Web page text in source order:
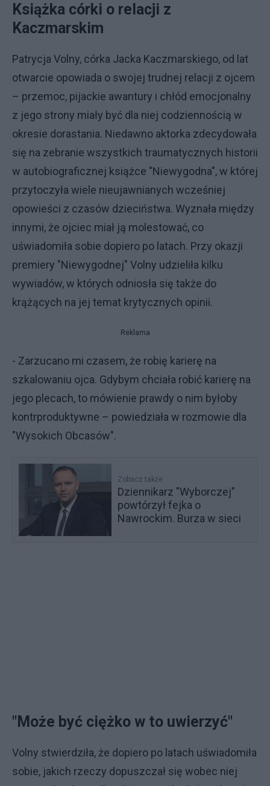
Książka córki o relacji z
Kaczmarskim
Patrycja Volny, córka Jacka Kaczmarskiego, od lat
otwarcie opowiada o swojej trudnej relacji z ojcem
– przemoc, pijackie awantury i chłód emocjonalny
z jego strony miały być dla niej codziennością w
okresie dorastania. Niedawno aktorka zdecydowała
się na zebranie wszystkich traumatycznych historii
w autobiograficznej książce "Niewygodna", w której
przytoczyła wiele nieujawnianych wcześniej
opowieści z czasów dzieciństwa. Wyznała między
innymi, że ojciec miał ją molestować, co
uświadomiła sobie dopiero po latach. Przy okazji
premiery "Niewygodnej" Volny udzieliła kilku
wywiadów, w których odniosła się także do
krążących na jej temat krytycznych opinii.
Reklama
- Zarzucano mi czasem, że robię karierę na
szkalowaniu ojca. Gdybym chciała robić karierę na
jego plecach, to mówienie prawdy o nim byłoby
kontrproduktywne – powiedziała w rozmowie dla
"Wysokich Obcasów".
Zobacz także
Dziennikarz "Wyborczej"
powtórzył fejka o
Nawrockim. Burza w sieci
"Może być ciężko w to uwierzyć"
Volny stwierdziła, że dopiero po latach uświadomiła
sobie, jakich rzeczy dopuszczał się wobec niej